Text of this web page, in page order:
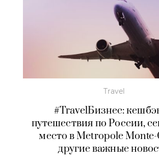
Travel
#TravelБизнес:
путешествия по России,
место в Metropole
другие важные